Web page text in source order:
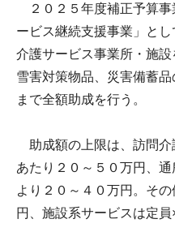
２０２５年度補正予算事
ービス継続支援事業」と
介護サービス事業所・施
雪害対策物品、災害備蓄
まで全額助成を行う。
助成額の上限は、訪問介
あたり２０～５０万円、
より２０～４０万円。そ
円、施設系サービスは定員